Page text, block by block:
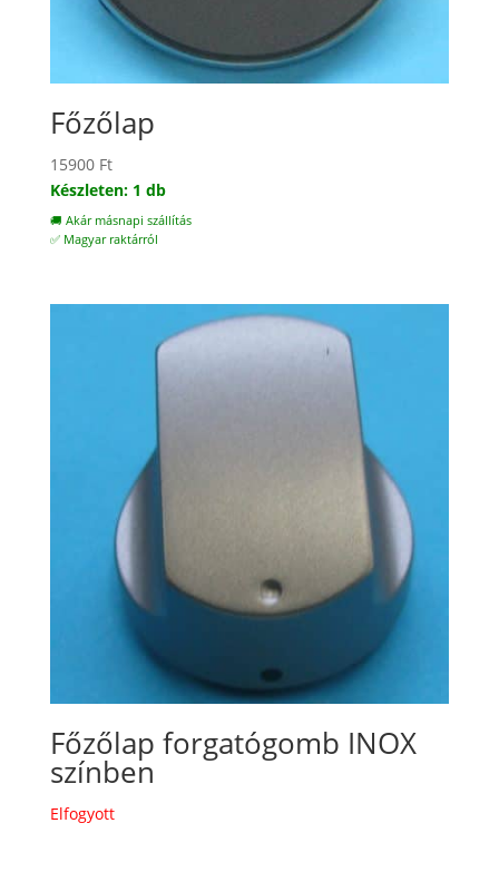
Főzőlap
15900 Ft
Készleten: 1 db
🚚 Akár másnapi szállítás
✅ Magyar raktárról
Főzőlap forgatógomb INOX
színben
Elfogyott